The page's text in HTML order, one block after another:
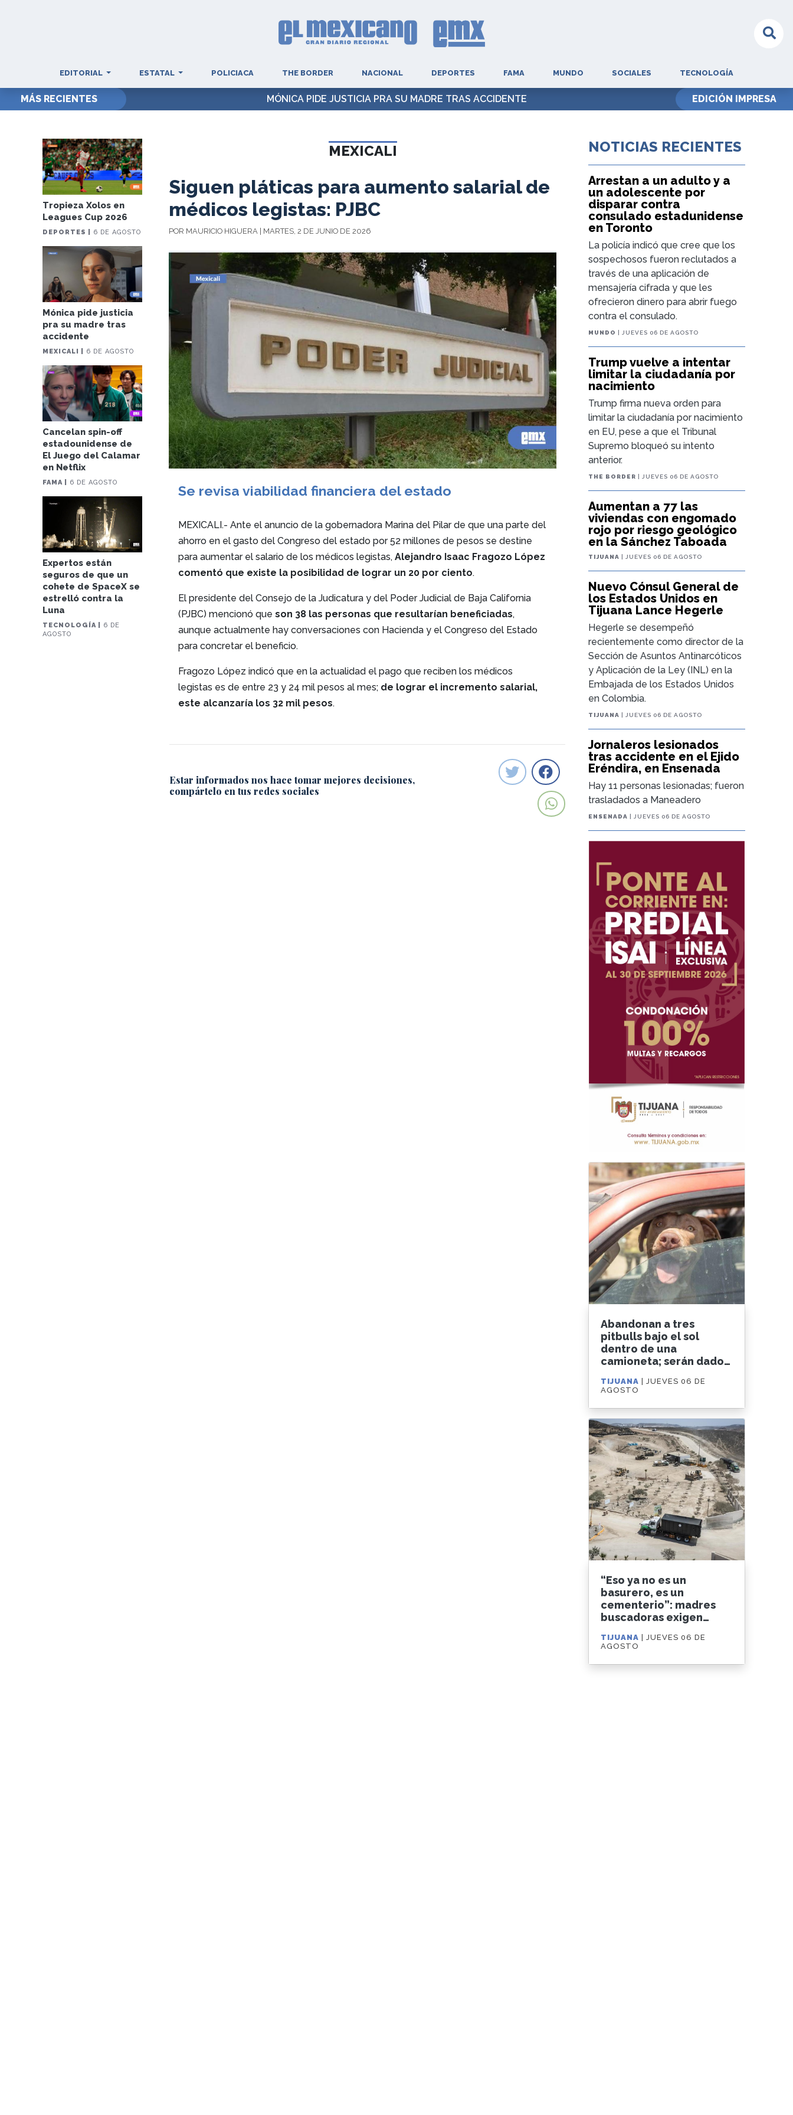
EDITORIAL ESTATAL POLICIACA THE BORDER NACIONAL DEPORTES FAMA MUNDO SOCIALES TECNOLOGÍA
MÁS RECIENTES MÓNICA PIDE JUSTICIA PRA SU MADRE TRAS ACCIDENTE EDICIÓN IMPRESA
Tropieza Xolos en
Leagues Cup 2026
DEPORTES | 6 DE AGOSTO
Mónica pide justicia
pra su madre tras
accidente
MEXICALI | 6 DE AGOSTO
Cancelan spin-off
estadounidense de
El Juego del Calamar
en Netflix
FAMA | 6 DE AGOSTO
Expertos están
seguros de que un
cohete de SpaceX se
estrelló contra la
Luna
TECNOLOGÍA |
6 DE
AGOSTO
MEXICALI
Siguen pláticas para aumento salarial de
médicos legistas: PJBC
POR MAURICIO HIGUERA | MARTES, 2 DE JUNIO DE 2026
Se revisa viabilidad financiera del estado
MEXICALI.- Ante el anuncio de la gobernadora Marina del Pilar de que una parte del
ahorro en el gasto del Congreso del estado por 52 millones de pesos se destine
para aumentar el salario de los médicos legistas,Alejandro Isaac Fragozo López
comentó que existe la posibilidad de lograr un 20 por ciento.
El presidente del Consejo de la Judicatura y del Poder Judicial de Baja California
(PJBC) mencionó queson 38 las personas que resultarían beneficiadas,
aunque actualmente hay conversaciones con Hacienda y el Congreso del Estado
para concretar el beneficio.
Fragozo López indicó que en la actualidad el pago que reciben los médicos
legistas es de entre 23 y 24 mil pesos al mes; de lograr el incremento salarial,
este alcanzaría los 32 mil pesos.
Estar informados nos hace tomar mejores decisiones,
compártelo en tus redes sociales
NOTICIAS RECIENTES
Arrestan a un adulto y a
un adolescente por
disparar contra
consulado estadunidense
en Toronto
La policía indicó que cree que los
sospechosos fueron reclutados a
través de una aplicación de
mensajería cifrada y que les
ofrecieron dinero para abrir fuego
contra el consulado.
MUNDO | JUEVES 06 DE AGOSTO
Trump vuelve a intentar
limitar la ciudadanía por
nacimiento
Trump firma nueva orden para
limitar la ciudadanía por nacimiento
en EU, pese a que el Tribunal
Supremo bloqueó su intento
anterior.
THE BORDER | JUEVES 06 DE AGOSTO
Aumentan a 77 las
viviendas con engomado
rojo por riesgo geológico
en la Sánchez Taboada
TIJUANA | JUEVES 06 DE AGOSTO
Nuevo Cónsul General de
los Estados Unidos en
Tijuana Lance Hegerle
Hegerle se desempeñó
recientemente como director de la
Sección de Asuntos Antinarcóticos
y Aplicación de la Ley (INL) en la
Embajada de los Estados Unidos
en Colombia.
TIJUANA | JUEVES 06 DE AGOSTO
Jornaleros lesionados
tras accidente en el Ejido
Eréndira, en Ensenada
Hay 11 personas lesionadas; fueron
trasladados a Maneadero
ENSENADA | JUEVES 06 DE AGOSTO
Abandonan a tres
pitbulls bajo el sol
dentro de una
camioneta; serán dados
TIJUANA
| JUEVES 06 DE
AGOSTO
“Eso ya no es un
basurero, es un
cementerio”: madres
buscadoras exigen
sanitario de GEN
TIJUANA
| JUEVES 06 DE
AGOSTO